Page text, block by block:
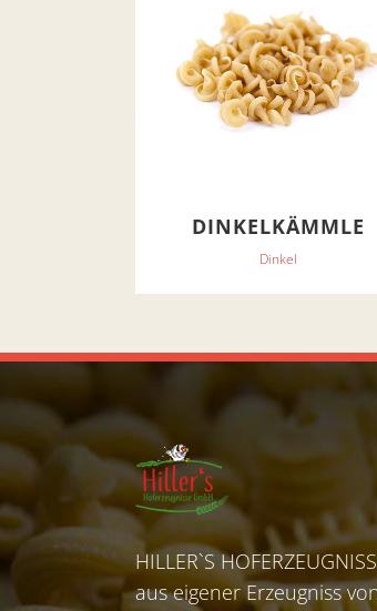
DINKELKÄMMLE
Dinkel
HILLER`S
aus eigener Erzeugniss